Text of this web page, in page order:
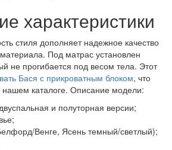
характеристики
стиля дополняет надежное качество
Под матрас установлен
не прогибается под весом тела. Этот
Бася с прикроватным блоком, что
нашем каталоге. Описание модели:
и полуторная версии;
Венге, Ясень темный/светлый);